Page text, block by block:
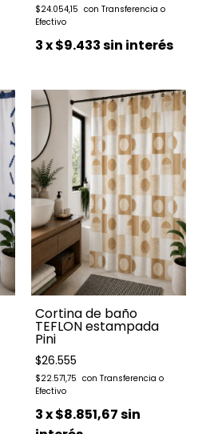
$24.054,15
3x$9.433sin interés
Cortina de baño
TEFLON estampada
Pini
$26.555
$22.571,75
3x$8.851,67sin